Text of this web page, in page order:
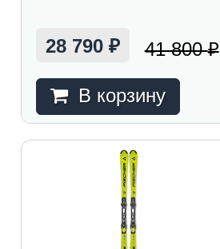
28 790 ₽ 41 800₽
В корзину